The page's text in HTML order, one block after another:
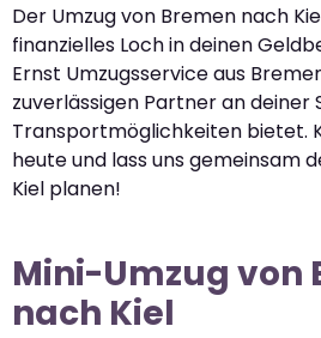
Der Umzug von Bremen nach
finanzielles Loch in deinen
Ernst Umzugsservice aus
zuverlässigen Partner an deiner
Transportmöglichkeiten bietet.
heute und lass uns gemeinsam
Kiel planen!
Mini-Umzug von
nach Kiel